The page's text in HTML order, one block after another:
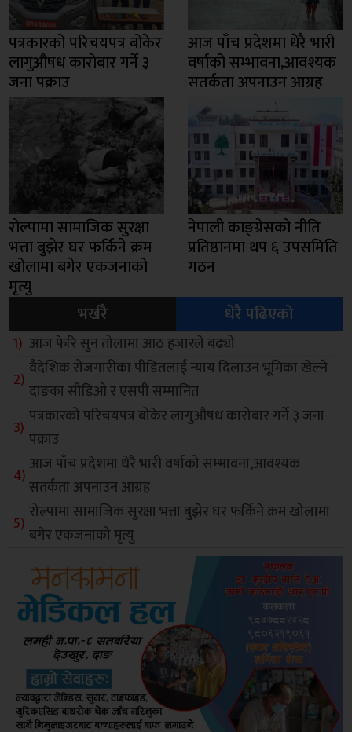
पत्रकारको परिचयपत्र बोकेर
लागुऔषध कारोबार गर्ने ३
जना पक्राउ
आज पाँच प्रदेशमा धेरै भारी
वर्षाको सम्भावना,आवश्यक
सतर्कता अपनाउन आग्रह
रोल्पामा सामाजिक सुरक्षा
भत्ता बुझेर घर फर्किने क्रम
खोलामा बगेर एकजनाको
मृत्यु
नेपाली काङ्ग्रेसको नीति
प्रतिष्ठानमा थप ६ उपसमिति
गठन
भर्खरै
धेरै पढिएको
आज फेरि सुन तोलामा आठ हजारले बढ्यो
वैदेशिक रोजगारीका पीडितलाई न्याय दिलाउन भूमिका खेल्ने
दाङका सीडिओ र एसपी सम्मानित
पत्रकारको परिचयपत्र बोकेर लागुऔषध कारोबार गर्ने ३ जना
पक्राउ
आज पाँच प्रदेशमा धेरै भारी वर्षाको सम्भावना,आवश्यक
सतर्कता अपनाउन आग्रह
रोल्पामा सामाजिक सुरक्षा भत्ता बुझेर घर फर्किने क्रम खोलामा
बगेर एकजनाको मृत्यु